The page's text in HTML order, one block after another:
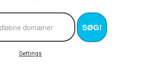
SØG!
Settings